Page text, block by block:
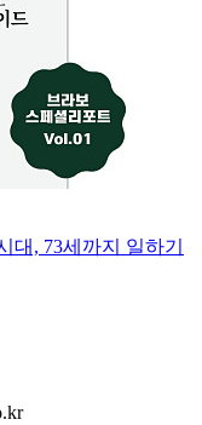
대, 73세까지 일하기